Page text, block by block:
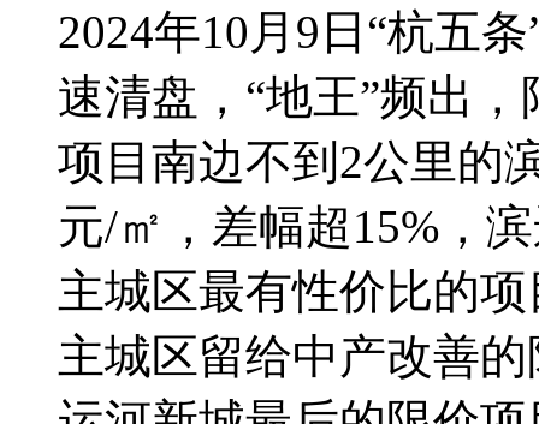
2024年10月9日“杭五
速清盘，“地王”频出
项目南边不到2公里的
元/㎡，差幅超15%，
主城区最有性价比的
主城区留给中产改善